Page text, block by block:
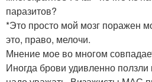
паразитов?
*Это просто мой мозг поражен
это, право, мелочи.
Мнение мое во многом
Иногда брови удивленно